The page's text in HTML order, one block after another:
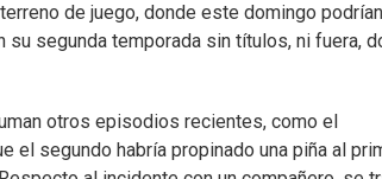
de juego, donde este domingo podrían
su segunda temporada sin títulos, ni fuera,
otros episodios recientes, como el
el segundo habría propinado una piña al